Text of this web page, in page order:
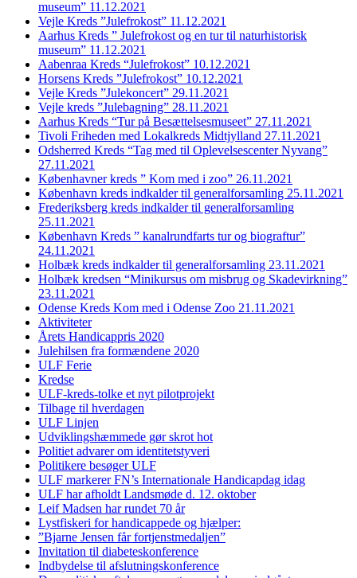
museum” 11.12.2021
Vejle Kreds ”Julefrokost” 11.12.2021
Aarhus Kreds ” Julefrokost og en tur til naturhistorisk
museum” 11.12.2021
Aabenraa Kreds “Julefrokost” 10.12.2021
Horsens Kreds ”Julefrokost” 10.12.2021
Vejle Kreds ”Julekoncert” 29.11.2021
Vejle kreds ”Julebagning” 28.11.2021
Aarhus Kreds “Tur på Besættelsesmuseet” 27.11.2021
Tivoli Friheden med Lokalkreds Midtjylland 27.11.2021
Odsherred Kreds “Tag med til Oplevelsescenter Nyvang”
27.11.2021
Københavner kreds ” Kom med i zoo” 26.11.2021
København kreds indkalder til generalforsamling 25.11.2021
Frederiksberg kreds indkalder til generalforsamling
25.11.2021
København Kreds ” kanalrundfarts tur og biograftur”
24.11.2021
Holbæk kreds indkalder til generalforsamling 23.11.2021
Holbæk kredsen “Minikursus om misbrug og Skadevirkning”
23.11.2021
Odense Kreds Kom med i Odense Zoo 21.11.2021
Aktiviteter
Årets Handicappris 2020
Julehilsen fra formændene 2020
ULF Ferie
Kredse
ULF-kreds-tolke et nyt pilotprojekt
Tilbage til hverdagen
ULF Linjen
Udviklingshæmmede gør skrot hot
Politiet advarer om identitetstyveri
Politikere besøger ULF
ULF markerer FN’s Internationale Handicapdag idag
ULF har afholdt Landsmøde d. 12. oktober
Leif Madsen har rundet 70 år
Lystfiskeri for handicappede og hjælper:
”Bjarne Jensen får fortjenstmedaljen”
Invitation til diabeteskonference
Indbydelse til afslutningskonference